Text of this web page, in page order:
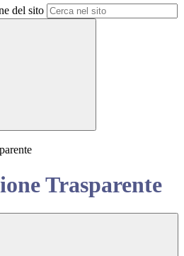
del sito
Trasparente